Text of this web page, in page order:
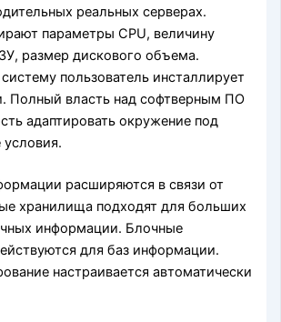
реальных серверах.
параметры CPU, величину
размер дискового объема.
пользователь инсталлирует
Полный власть над софтверным ПО
адаптировать окружение под
условия.
расширяются в связи от
хранилища подходят для больших
информации. Блочные
для баз информации.
настраивается автоматически